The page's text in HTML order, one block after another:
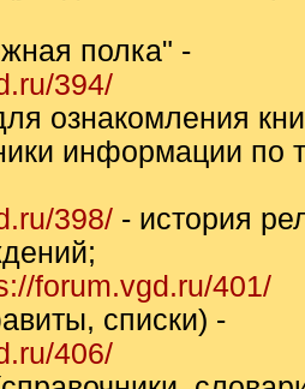
полка" -
394/
ознакомления
информации по
398/ - история
forum.vgd.ru/401/
списки) -
406/